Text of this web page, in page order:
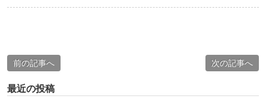
前の記事へ 次の記事へ
最近の投稿